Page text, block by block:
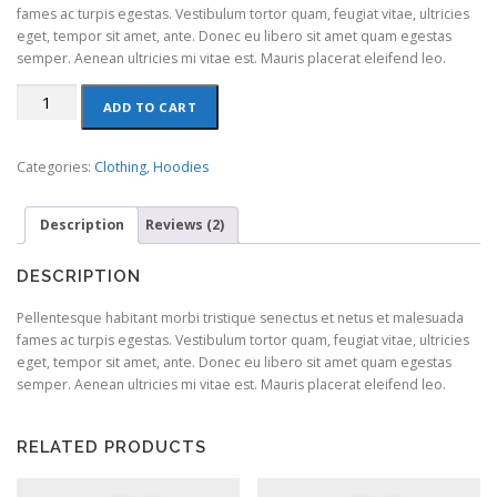
customer
rating
fames ac turpis egestas. Vestibulum tortor quam, feugiat vitae, ultricies
eget, tempor sit amet, ante. Donec eu libero sit amet quam egestas
semper. Aenean ultricies mi vitae est. Mauris placerat eleifend leo.
ADD TO CART
Categories: Clothing, Hoodies
Description Reviews (2)
DESCRIPTION
Pellentesque habitant morbi tristique senectus et netus et malesuada
fames ac turpis egestas. Vestibulum tortor quam, feugiat vitae, ultricies
eget, tempor sit amet, ante. Donec eu libero sit amet quam egestas
semper. Aenean ultricies mi vitae est. Mauris placerat eleifend leo.
RELATED PRODUCTS